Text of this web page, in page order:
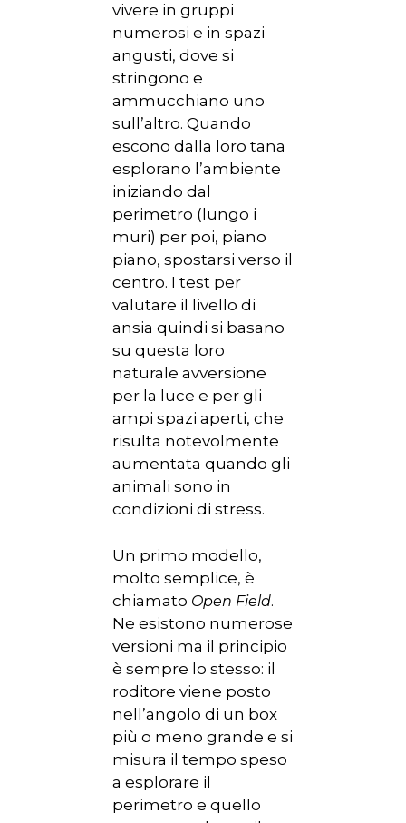
vivere in gruppi
numerosi e in spazi
angusti, dove si
stringono e
ammucchiano uno
sull’altro. Quando
escono dalla loro tana
esplorano l’ambiente
iniziando dal
perimetro (lungo i
muri) per poi, piano
piano, spostarsi verso il
centro. I test per
valutare il livello di
ansia quindi si basano
su questa loro
naturale avversione
per la luce e per gli
ampi spazi aperti, che
risulta notevolmente
aumentata quando gli
animali sono in
condizioni di stress.
Un primo modello,
molto semplice, è
chiamato Open Field.
Ne esistono numerose
versioni ma il principio
è sempre lo stesso: il
roditore viene posto
nell’angolo di un box
più o meno grande e si
misura il tempo speso
a esplorare il
perimetro e quello